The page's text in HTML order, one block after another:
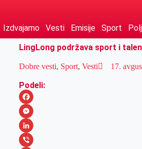
Izdvajamo Vesti Emisije Sport
LingLong podržava sport i
Dobre vesti, Sport, Vesti 17.
Podeli:
F
a
c
M
eL